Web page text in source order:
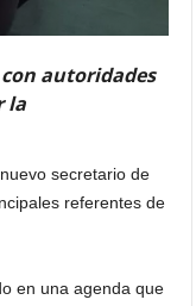
autoridades
la
secretario de
referentes de
en una agenda que